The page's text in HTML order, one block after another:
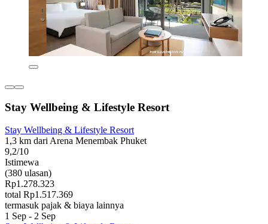
Stay Wellbeing & Lifestyle Resort
Stay Wellbeing & Lifestyle Resort
1,3 km dari Arena Menembak Phuket
9,2/10
Istimewa
(380 ulasan)
Rp1.278.323
total Rp1.517.369
termasuk pajak & biaya lainnya
1 Sep - 2 Sep